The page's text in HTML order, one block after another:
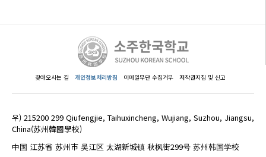
찾아오시는 길 개인정보처리방침 이메일무단 수집거부 저작권지침 및 신고
우) 215200 299 Qiufengjie, Taihuxincheng, Wujiang, Suzhou, Jiangsu,
China(苏州韓國學校)
中国 江苏省 苏州市 吴江区 太湖新城镇 秋枫街299号 苏州韩国学校